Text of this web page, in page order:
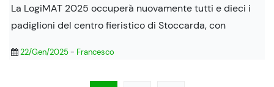
La LogiMAT 2025 occuperà nuovamente tutti e dieci i
padiglioni del centro fieristico di Stoccarda, con
22/Gen/2025- Francesco